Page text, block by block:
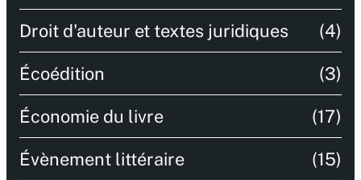
Droit d'auteur et textes juridiques (4)
Écoédition (3)
Économie du livre (17)
Évènement littéraire (15)